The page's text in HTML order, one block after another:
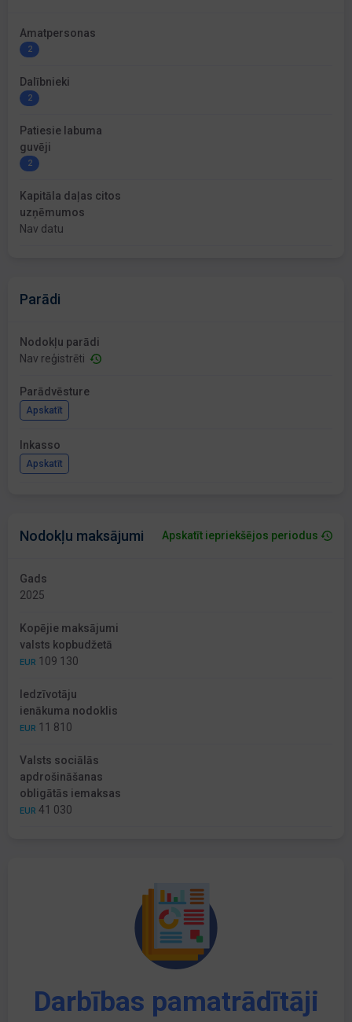
Amatpersonas
2
Dalībnieki
2
Patiesie labuma
guvēji
2
Kapitāla daļas citos
uzņēmumos
Nav datu
Parādi
Nodokļu parādi
Nav reģistrēti
Parādvēsture
Apskatīt
Inkasso
Apskatīt
Nodokļu maksājumi Apskatīt iepriekšējos periodus
Gads
2025
Kopējie maksājumi
valsts kopbudžetā
EUR 109 130
Iedzīvotāju
ienākuma nodoklis
EUR 11 810
Valsts sociālās
apdrošināšanas
obligātās iemaksas
EUR 41 030
Darbības pamatrādītāji